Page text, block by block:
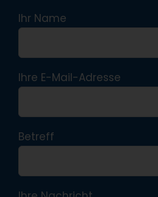
Ihr Name
Ihre E-Mail-Adresse
Betreff